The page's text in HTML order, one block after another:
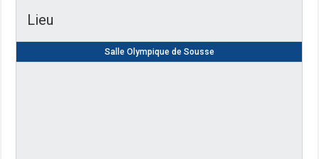
Lieu
Salle Olympique de Sousse